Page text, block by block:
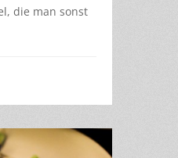
die man sonst